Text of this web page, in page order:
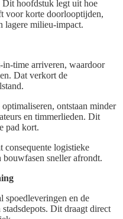
hoofdstuk legt uit hoe
voor korte doorlooptijden,
lagere milieu-impact.
in-time arriveren, waardoor
Dat verkort de
ontstaan minder
en timmerlieden. Dit
pad kort.
consequente logistieke
sneller afrondt.
spoedleveringen en de
Dit draagt direct